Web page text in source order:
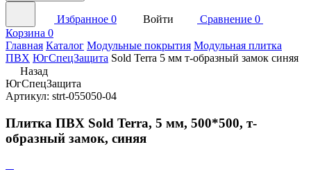
Избранное 0 Войти Сравнение 0
Корзина 0
Главная Каталог Модульные покрытия Модульная плитка
ПВХ ЮгСпецЗащита Sold Terra 5 мм т-образный замок синяя
Назад
ЮгСпецЗащита
Артикул: strt-055050-04
Плитка ПВХ Sold Terra, 5 мм, 500*500, т-
образный замок, синяя